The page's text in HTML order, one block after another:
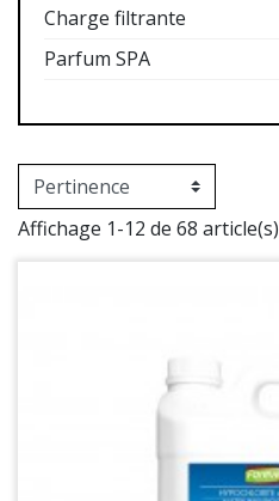
Charge filtrante
Parfum SPA
Affichage 1-12 de 68 article(s)